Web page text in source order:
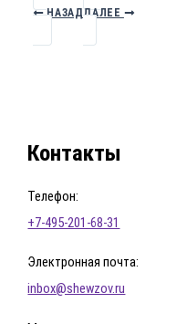
НАЗАДДАЛЕЕ
Контакты
Телефон:
+7-495-201-68-31
Электронная почта:
inbox@shewzov.ru